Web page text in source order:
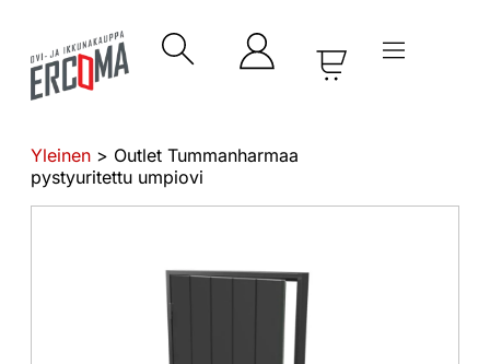
Yleinen > Outlet Tummanharmaa
pystyuritettu umpiovi